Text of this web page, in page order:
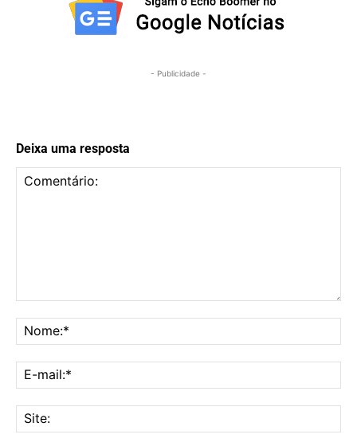
- Publicidade -
Deixa uma resposta